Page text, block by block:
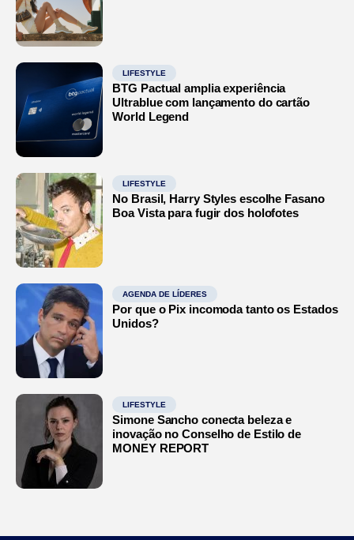
LIFESTYLE
BTG Pactual amplia experiência
Ultrablue com lançamento do cartão
World Legend
LIFESTYLE
No Brasil, Harry Styles escolhe Fasano
Boa Vista para fugir dos holofotes
AGENDA DE LÍDERES
Por que o Pix incomoda tanto os Estados
Unidos?
LIFESTYLE
Simone Sancho conecta beleza e
inovação no Conselho de Estilo de
MONEY REPORT